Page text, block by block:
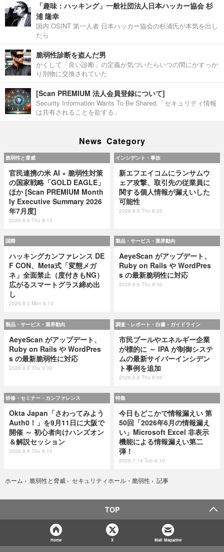
「趣味：ハッキング」一般社団法人日本ハッカー協会 杉
浦 隆幸
国内 OSINT 第一人者 日本ハッカー協会の杉浦氏が本気を出し
たら
脆弱性診断を盗んだ男
かくして「良い診断」の定義が気づいたらいつの間にかすっか
り別物に交換されていた
[Scan PREMIUM 法人会員登録について]
Security Information Wants To Be Shared.「セキュリティ情報
は共有されることを欲する」
News Category
脆弱性と脅威
官民連携の米 AI × 脆弱性対策
の国家戦略「GOLD EAGLE」
ほか [Scan PREMIUM Month
ly Executive Summary 2026
年7月度]
2026.8.6 Thu 8:15
インシデント・事故
新エフエイコムにランサムウ
ェア攻撃、取引先の従業員に
関する個人情報が漏えいした
可能性
2026.8.6 Thu 8:05
国際
ハッキングカンファレンス DE
F CON、Meta式「変態メガ
ネ」全面禁止（度付きもNG）
広がるスマートグラス締め出
し
2026.8.3 Mon 8:15
製品・サービス・業界動向
AeyeScan がアップデート、
Ruby on Rails や WordPres
s の最新脆弱性に対応
2026.8.6 Thu 8:00
製品・サービス・業界動向
AeyeScan がアップデート、
Ruby on Rails や WordPres
s の最新脆弱性に対応
2026.8.6 Thu 8:00
調査・レポート・白書・ガイドライン
市民プールやエネルギー企業
が標的に ～ IPA が制御システ
ムの最新サイバーインシデン
ト事例を追加
2026.8.6 Thu 8:00
研修・セミナー・カンファレンス
Okta Japan「さわってみよう
Auth0！」を9月11日に大阪で
開催 ～ 初心者向けハンズオン
＆解説セッション
2026.8.6 Thu 8:10
特集
今日もどこかで情報漏えい 第
50回「2026年6月の情報漏え
い」Microsoft Excel 非表示
機能による情報漏えい第二
弾！
2026.7.14 Tue 8:10
ホーム › 脆弱性と脅威 › セキュリティホール・脆弱性 › 記事
TOP
Home X Mail Magazine